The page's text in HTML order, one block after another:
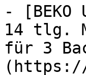
- [BEKO
14 tlg.
für 3
(https://